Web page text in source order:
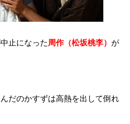
止になった 周作（松坂桃李） が
だのかすずは高熱を出して倒れ